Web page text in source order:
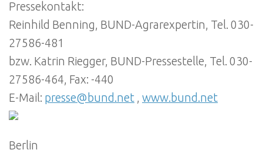
Pressekontakt:
Reinhild Benning, BUND-Agrarexpertin, Tel. 030-
27586-481
bzw. Katrin Riegger, BUND-Pressestelle, Tel. 030-
27586-464, Fax: -440
E-Mail: presse@bund.net , www.bund.net
Berlin